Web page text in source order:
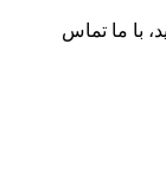
با ما تماس